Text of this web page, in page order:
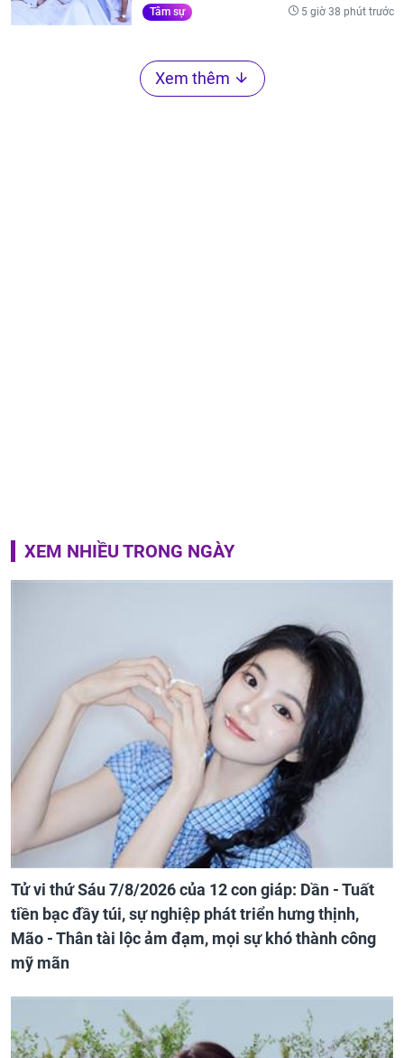
Tâm sự 5 giờ 38 phút trước
Xem thêm
XEM NHIỀU TRONG NGÀY
Tử vi thứ Sáu 7/8/2026 của 12 con giáp: Dần - Tuất
tiền bạc đầy túi, sự nghiệp phát triển hưng thịnh,
Mão - Thân tài lộc ảm đạm, mọi sự khó thành công
mỹ mãn